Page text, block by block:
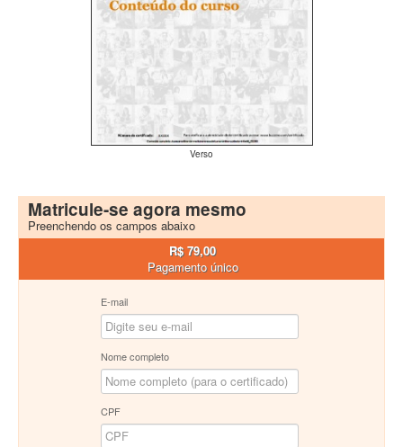
Verso
Matricule-se agora mesmo
Preenchendo os campos abaixo
R$ 79,00
Pagamento único
E-mail
Nome completo
CPF